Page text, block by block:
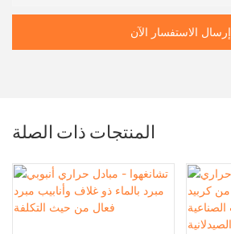
إرسال الاستفسار الآن
المنتجات ذات الصلة